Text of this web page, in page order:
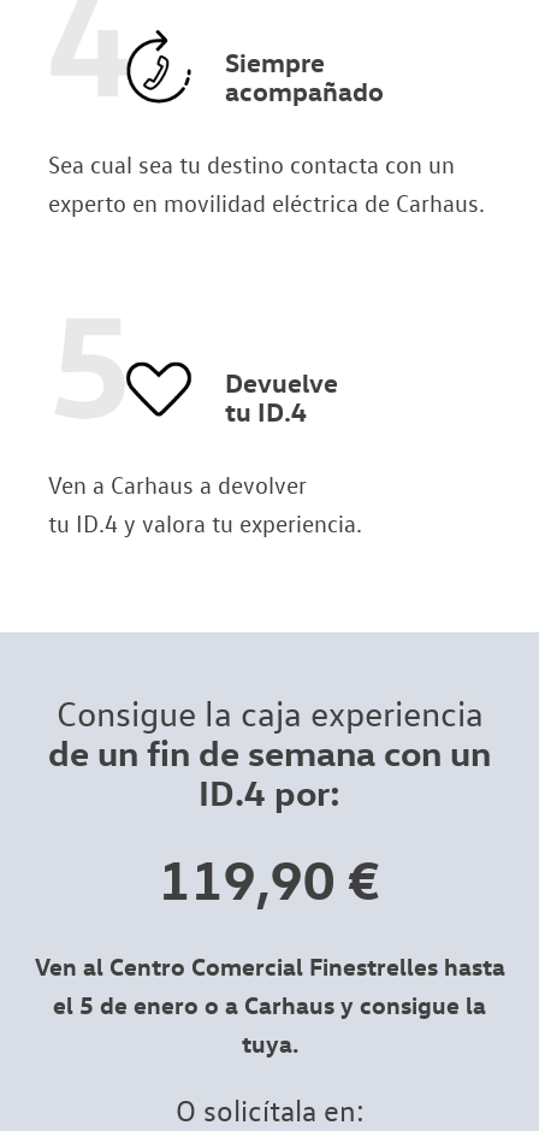
4
Siempre
acompañado
Sea cual sea tu destino contacta con un
experto en movilidad eléctrica de Carhaus.
5
Devuelve
tu ID.4
Ven a Carhaus a devolver
tu ID.4 y valora tu experiencia.
Consigue la caja experiencia
de un fin de semana con un
ID.4 por:
119,90 €
Ven al Centro Comercial Finestrelles hasta
el 5 de enero o a Carhaus y consigue la
tuya.
O solicítala en: